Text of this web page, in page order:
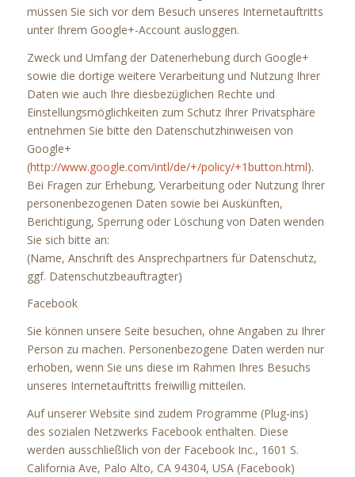
müssen Sie sich vor dem Besuch unseres Internetauftritts
unter Ihrem Google+-Account ausloggen.
Zweck und Umfang der Datenerhebung durch Google+
sowie die dortige weitere Verarbeitung und Nutzung Ihrer
Daten wie auch Ihre diesbezüglichen Rechte und
Einstellungsmöglichkeiten zum Schutz Ihrer Privatsphäre
entnehmen Sie bitte den Datenschutzhinweisen von
Google+
(http://www.google.com/intl/de/+/policy/+1button.html).
Bei Fragen zur Erhebung, Verarbeitung oder Nutzung Ihrer
personenbezogenen Daten sowie bei Auskünften,
Berichtigung, Sperrung oder Löschung von Daten wenden
Sie sich bitte an:
(Name, Anschrift des Ansprechpartners für Datenschutz,
ggf. Datenschutzbeauftragter)
Facebook
Sie können unsere Seite besuchen, ohne Angaben zu Ihrer
Person zu machen. Personenbezogene Daten werden nur
erhoben, wenn Sie uns diese im Rahmen Ihres Besuchs
unseres Internetauftritts freiwillig mitteilen.
Auf unserer Website sind zudem Programme (Plug-ins)
des sozialen Netzwerks Facebook enthalten. Diese
werden ausschließlich von der Facebook Inc., 1601 S.
California Ave, Palo Alto, CA 94304, USA (Facebook)